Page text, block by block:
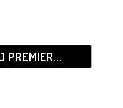
PREMIER...